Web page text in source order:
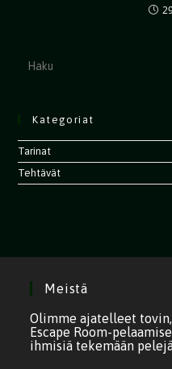
Kategoriat
Tarinat
Tehtävät
Meistä
Olimme ajatelleet
Escape Room-
ihmisiä tekemään